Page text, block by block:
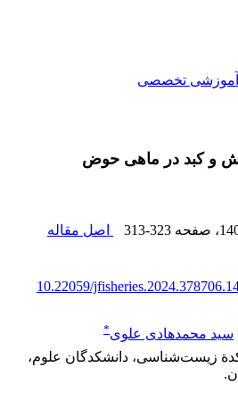
آموزشی تخصصی
و کبد در ماهی حوض
، صفحه 313-323
اصل مقاله
10.22059/
سید محمدهادی علوی*
زیست‌شناسی، دانشکدگان علوم،